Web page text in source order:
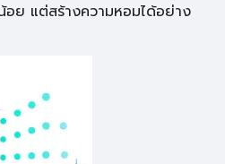
ย แต่สร้างความหอมได้อย่าง